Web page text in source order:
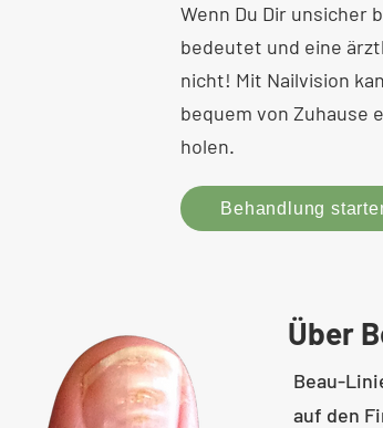
Wenn Du Dir unsicher
bedeutet und eine
nicht! Mit Nailvision
bequem von Zuhause
holen.
Behandlung
Über
Beau-
auf den